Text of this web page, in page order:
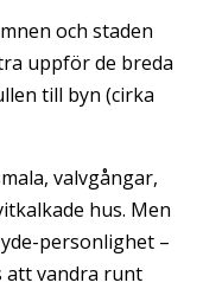
och staden
uppför de breda
till byn (cirka
valvgångar,
hus. Men
personlighet –
att vandra runt